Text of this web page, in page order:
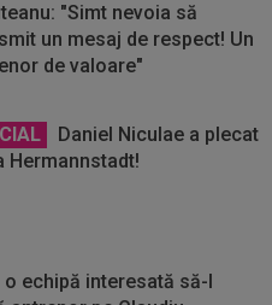
"Simt nevoia să
un mesaj de respect! Un
de valoare"
Daniel Niculae a plecat
Hermannstadt!
o echipă interesată să-l